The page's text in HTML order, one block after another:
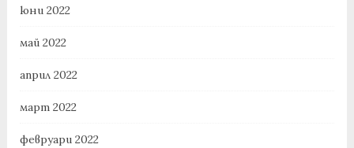
юни 2022
май 2022
април 2022
март 2022
февруари 2022